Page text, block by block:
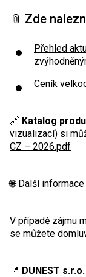
📎 Zde
Přehled
Ceník
🔗 Katalog
vizualizací) si
CZ – 2026.pdf
🌐 Další
V případě zájmu
se můžete
📍 DUNEST